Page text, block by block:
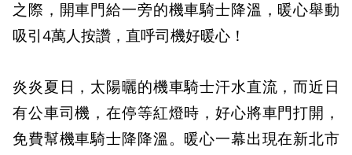
之際，開車門給一旁的機車騎士降溫，暖心舉動
吸引4萬人按讚，直呼司機好暖心！
炎炎夏日，太陽曬的機車騎士汗水直流，而近日
有公車司機，在停等紅燈時，好心將車門打開，
免費幫機車騎士降降溫。暖心一幕出現在新北市